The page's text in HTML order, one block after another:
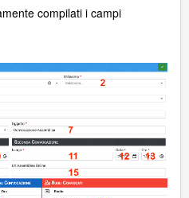
compilati i campi